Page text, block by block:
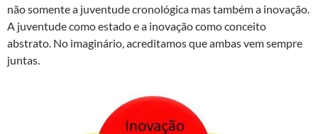
não somente a juventude cronológica mas também a inovação.
A juventude como estado e a inovação como conceito
abstrato. No imaginário, acreditamos que ambas vem sempre
juntas.